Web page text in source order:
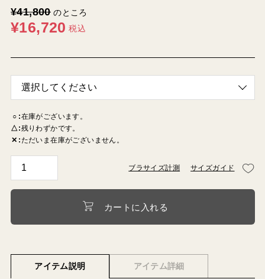
¥41,800 のところ
¥16,720 税込
○ 在庫がございます。
△ 残りわずかです。
✕ ただいま在庫がございません。
ブラサイズ計測 サイズガイド
カートに入れる
アイテム説明 アイテム詳細